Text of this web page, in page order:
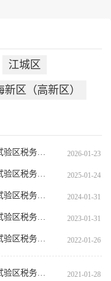
江城区
新区（高新区）
开工作年度报告 2026-01-23
开工作年度报告 2025-01-24
开工作年度报告 2024-01-31
开工作年度报告 2023-01-31
开工作年度报告 2022-01-26
开工作年度报告 2021-01-28